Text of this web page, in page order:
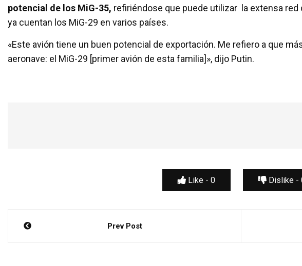
potencial de los MiG-35, refiriéndose que puede utilizar la extensa
ya cuentan los MiG-29 en varios países.
«Este avión tiene un buen potencial de exportación. Me refiero a que
aeronave: el MiG-29 [primer avión de esta familia]», dijo Putin.
Like - 0 Dislike -
Navegación
Prev Post